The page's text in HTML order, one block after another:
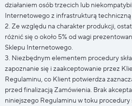
działaniem osób trzecich lub
Internetowego z infrastrukturą techniczną
2. Ze względu na charakter produkcji,
różnić się o około 5% od wagi
Sklepu Internetowego.
3. Niezbędnym elementem procedury
zapoznanie się i zaakceptowanie przez
Regulaminu, co Klient potwierdza
przed finalizacją Zamówienia. Brak
niniejszego Regulaminu w toku procedury